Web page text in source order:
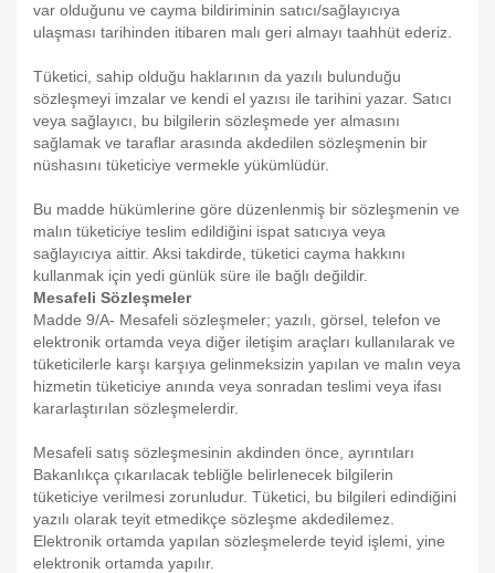
var olduğunu ve cayma bildiriminin satıcı/sağlayıcıya
ulaşması tarihinden itibaren malı geri almayı taahhüt ederiz.
Tüketici, sahip olduğu haklarının da yazılı bulunduğu
sözleşmeyi imzalar ve kendi el yazısı ile tarihini yazar. Satıcı
veya sağlayıcı, bu bilgilerin sözleşmede yer almasını
sağlamak ve taraflar arasında akdedilen sözleşmenin bir
nüshasını tüketiciye vermekle yükümlüdür.
Bu madde hükümlerine göre düzenlenmiş bir sözleşmenin ve
malın tüketiciye teslim edildiğini ispat satıcıya veya
sağlayıcıya aittir. Aksi takdirde, tüketici cayma hakkını
kullanmak için yedi günlük süre ile bağlı değildir.
Mesafeli Sözleşmeler
Madde 9/A- Mesafeli sözleşmeler; yazılı, görsel, telefon ve
elektronik ortamda veya diğer iletişim araçları kullanılarak ve
tüketicilerle karşı karşıya gelinmeksizin yapılan ve malın veya
hizmetin tüketiciye anında veya sonradan teslimi veya ifası
kararlaştırılan sözleşmelerdir.
Mesafeli satış sözleşmesinin akdinden önce, ayrıntıları
Bakanlıkça çıkarılacak tebliğle belirlenecek bilgilerin
tüketiciye verilmesi zorunludur. Tüketici, bu bilgileri edindiğini
yazılı olarak teyit etmedikçe sözleşme akdedilemez.
Elektronik ortamda yapılan sözleşmelerde teyid işlemi, yine
elektronik ortamda yapılır.